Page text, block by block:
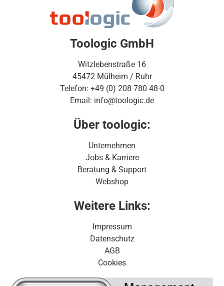
Toologic GmbH
Witzlebenstraße 16
45472 Mülheim / Ruhr
Telefon: +49 (0) 208 780 48-0
Email: info@toologic.de
Über toologic:
Unternehmen
Jobs & Karriere
Beratung & Support
Webshop
Weitere Links:
Impressum
Datenschutz
AGB
Cookies